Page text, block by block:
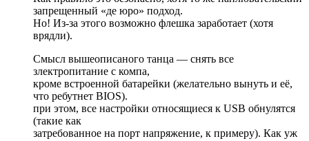
запрещенный «де юро» подход.
Но! Из-за этого возможно флешка заработает (хотя
врядли).
Смысл вышеописаного танца — снять все
злектропитание с компа,
кроме встроенной батарейки (желательно вынуть и её,
что ребутнет BIOS).
при этом, все настройки относящиеся к USB обнулятся
(такие как
затребованное на порт напряжение, к примеру). Как уж